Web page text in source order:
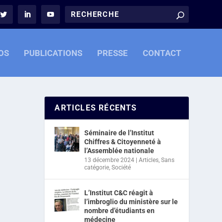
PUBLICATIONS PRESSE CONTACT
ARTICLES RÉCENTS
Séminaire de l’Institut
Chiffres & Citoyenneté à
l’Assemblée nationale
13 décembre 2024 |Articles,Sans
catégorie,Société
L’Institut C&C réagit à
l’imbroglio du ministère sur le
nombre d’étudiants en
médecine